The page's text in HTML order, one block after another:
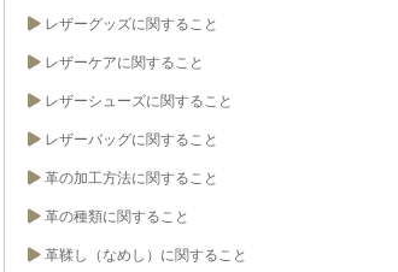
レザーグッズに関すること
レザーケアに関すること
レザーシューズに関すること
レザーバッグに関すること
革の加工方法に関すること
革の種類に関すること
革鞣し（なめし）に関すること